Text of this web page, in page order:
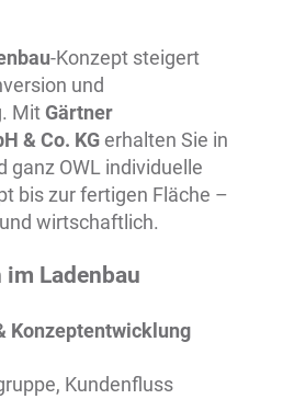
-Konzept steigert
und
MitGärtner
& Co. KGerhalten Sie in
ganz OWL individuelle
bis zur fertigen Fläche –
wirtschaftlich.
Ladenbau
Konzeptentwicklung
Kundenfluss